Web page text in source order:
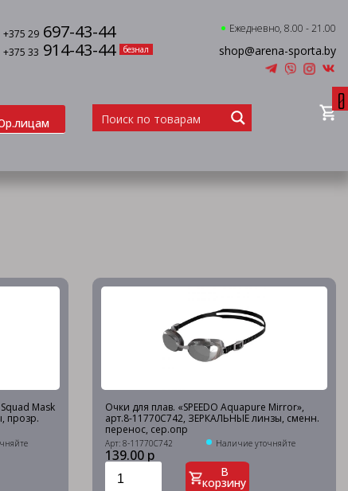
+375 29 697-43-44
+375 33 914-43-44 безнал
Ежедневно, 8.00 - 21.00
shop@arena-sporta.by
0
Mask
прозр.
Очки для плав. «SPEEDO Aquapure Mirror»,
арт.8-11770C742, ЗЕРКАЛЬНЫЕ линзы, сменн.
перенос, сер.опр
Арт: 8-11770C742 Наличие уточняйте
139.00 р
В
корзину